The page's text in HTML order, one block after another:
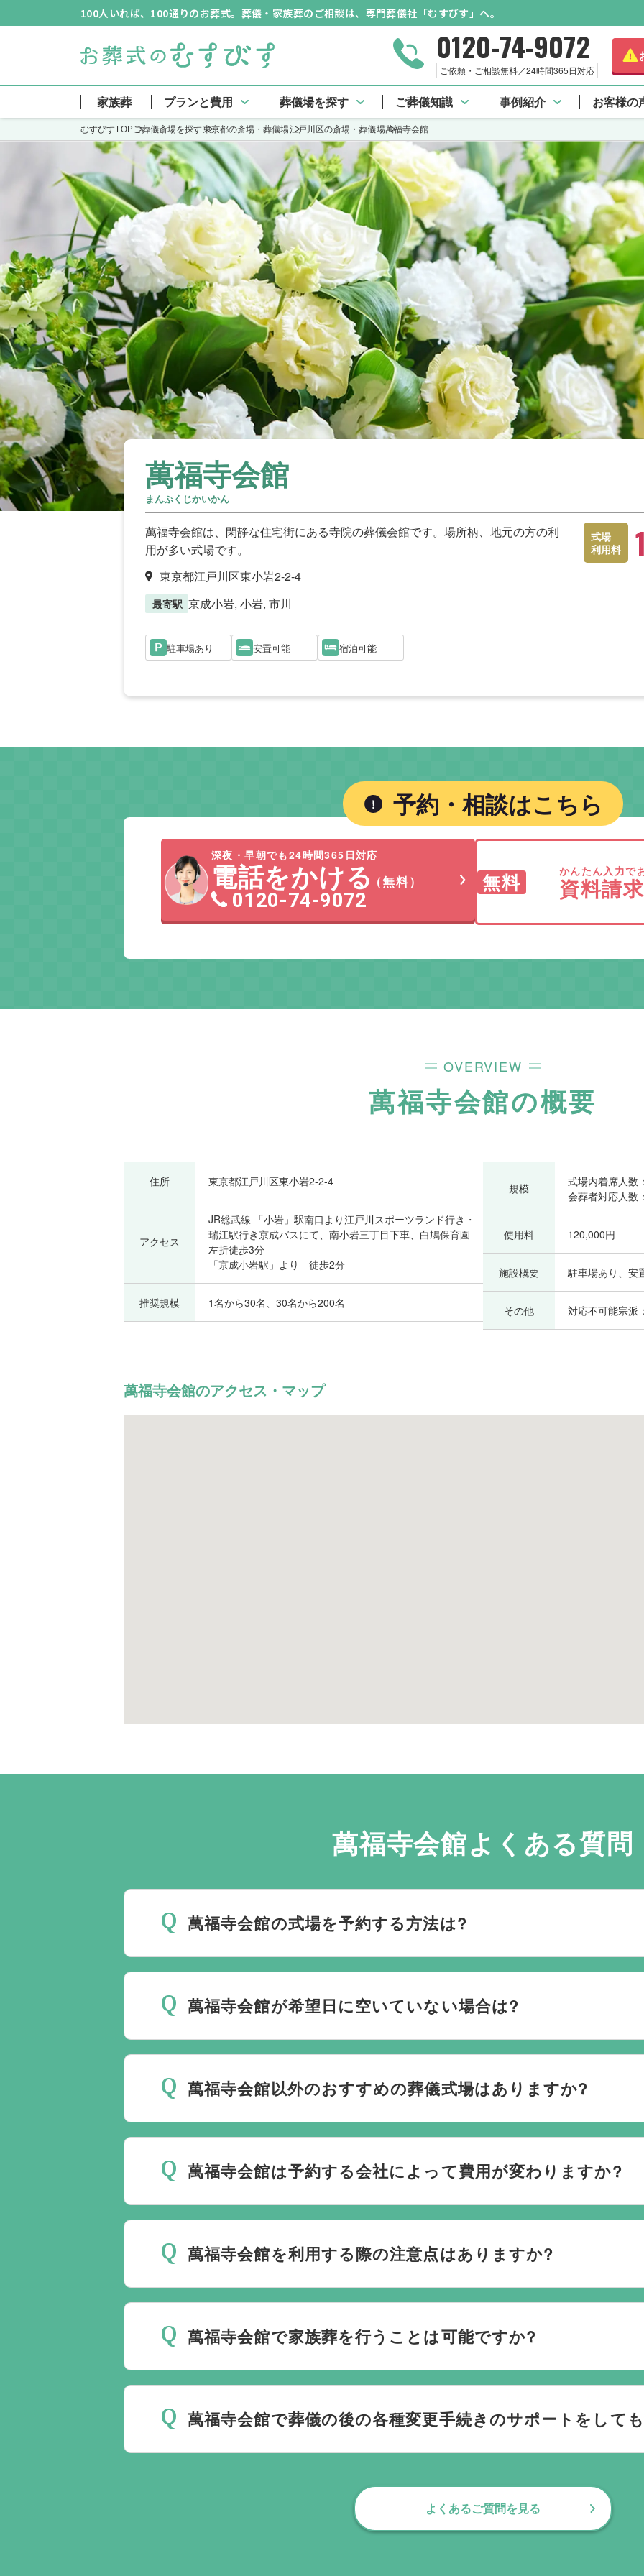
100人いれば、100通りのお葬式。葬儀・家族葬のご相談は、専門葬儀社「むすびす」へ。
0120-74-9072
ご依頼・ご相談無料／24時間365日対応
家族葬 プランと費用 葬儀場を探す ご葬儀知識 事例紹介 お客様の
むすびすTOPご葬儀斎場を探す東京都の斎場・葬儀場江戸川区の斎場・葬儀場萬福寺会館
萬福寺会館
まんぷくじかいかん
萬福寺会館は、閑静な住宅街にある寺院の葬儀会館です。場所柄、地元の方の利
用が多い式場です。
東京都江戸川区東小岩2-2-4
最寄駅 京成小岩, 小岩, 市川
式場
利用料
駐車場あり 安置可能 宿泊可能
予約・相談はこちら
深夜・早朝でも24時間365日対応
電話をかける （無料）
0120-74-9072
無料 かんたん入力で
資料請
OVERVIEW
萬福寺会館の概要
住所 東京都江戸川区東小岩2-2-4
アクセス
JR総武線 「小岩」駅南口より江戸川スポーツランド行き・
瑞江駅行き京成バスにて、南小岩三丁目下車、白鳩保育園
左折徒歩3分
「京成小岩駅」より 徒歩2分
推奨規模 1名から30名、30名から200名
規模
式場内着席人
会葬者対応人数
使用料 120,000円
施設概要 駐車場あり、安
その他 対応不可能宗派
萬福寺会館のアクセス・マップ
萬福寺会館よくある質問
萬福寺会館の式場を予約する方法は?
種手続きまで、すべて一貫してお手伝いいたします。
萬福寺会館が希望日に空いていない場合は?
理に自社会館を勧めることなく柔軟にご提案ができます。
萬福寺会館以外のおすすめの葬儀式場はありますか?
はなく、近年では自宅でご葬儀を行う自宅葬を選ばれる方もいます。私たちは自宅での
萬福寺会館は予約する会社によって費用が変わりますか?
萬福寺会館を利用する際の注意点はありますか?
ください。
萬福寺会館で家族葬を行うことは可能ですか?
萬福寺会館で葬儀の後の各種変更手続きのサポートをして
よくあるご質問を見る